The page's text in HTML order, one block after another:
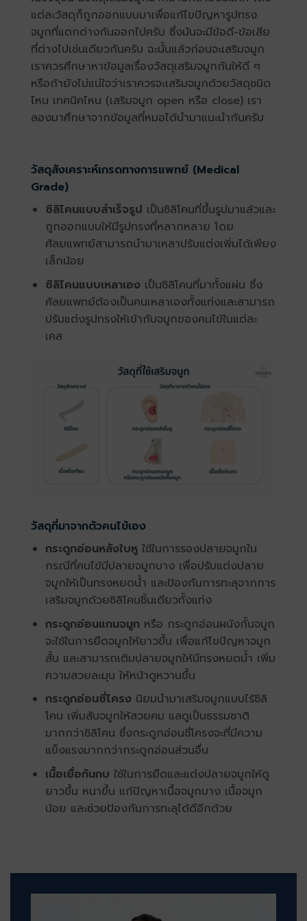
แต่ละวัสดุก็ถูกออกแบบมาเพื่อแก้ไขปัญหารูปทรง
จมูกที่แตกต่างกันออกไปครับ ซึ่งมันจะมีข้อดี-ข้อเสีย
ที่ต่างไปเช่นเดียวกันครับ ฉะนั้นแล้วก่อนจะเสริมจมูก
เราควรศึกษาหาข้อมูลเรื่องวัสดุเสริมจมูกกันให้ดี ๆ
หรือถ้ายังไม่แน่ใจว่าเราควรจะเสริมจมูกด้วยวัสดุชนิด
ไหน เทคนิคไหน (เสริมจมูก open หรือ close) เรา
ลองมาศึกษาจากข้อมูลที่หมอได้นำมาแนะนำกันครับ
วัสดุสังเคราะห์เกรดทางการแพทย์ (Medical
Grade)
ซิลิโคนแบบสำเร็จรูป เป็นซิลิโคนที่ขึ้นรูปมาแล้วและ
ถูกออกแบบให้มีรูปทรงที่หลากหลาย โดย
ศัลยแพทย์สามารถนำมาเหลาปรับแต่งเพิ่มได้เพียง
เล็กน้อย
ซิลิโคนแบบเหลาเอง เป็นซิลิโคนที่มาทั้งแผ่น ซึ่ง
ศัลยแพทย์ต้องเป็นคนเหลาเองทั้งแท่งและสามารถ
ปรับแต่งรูปทรงให้เข้ากับจมูกของคนไข้ในแต่ละ
เคส
วัสดุที่มาจากตัวคนไข้เอง
กระดูกอ่อนหลังใบหูใช้ในการรองปลายจมูกใน
กรณีที่คนไข้มีปลายจมูกบาง เพื่อปรับแต่งปลาย
จมูกให้เป็นทรงหยดน้ำ และป้องกันการทะลุจากการ
เสริมจมูกด้วยซิลิโคนชิ้นเดียวทั้งแท่ง
กระดูกอ่อนแกนจมูก หรือ กระดูกอ่อนผนังกั้นจมูก
จะใช้ในการยืดจมูกให้ยาวขึ้น เพื่อแก้ไขปัญหาจมูก
สั้น และสามารถเติมปลายจมูกให้มีทรงหยดน้ำ เพิ่ม
ความสวยละมุน ให้หน้าดูหวานขึ้น
กระดูกอ่อนซี่โครง นิยมนำมาเสริมจมูกแบบไร้ซิลิ
โคน เพิ่มสันจมูกให้สวยคม แลดูเป็นธรรมชาติ
มากกว่าซิลิโคน ซึ่งกระดูกอ่อนซี่โครงจะที่มีความ
แข็งแรงมากกว่ากระดูกอ่อนส่วนอื่น
เนื้อเยื่อก้นกบ ใช้ในการยืดและแต่งปลายจมูกให้ดู
ยาวขึ้น หนาขึ้น แก้ปัญหาเนื้อจมูกบาง เนื้อจมูก
น้อย และช่วยป้องกันการทะลุได้ดีอีกด้วย